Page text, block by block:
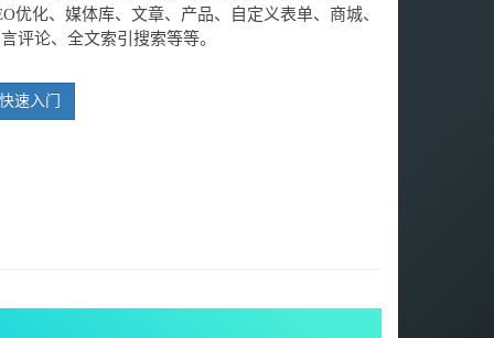
优化、媒体库、文章、产品、自定义表单、商城、
评论、全文索引搜索等等。
快速入门